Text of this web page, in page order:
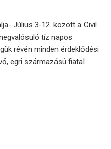
Július 3-12. között a Civil
tíz napos
révén minden érdeklődési
egri származású fiatal